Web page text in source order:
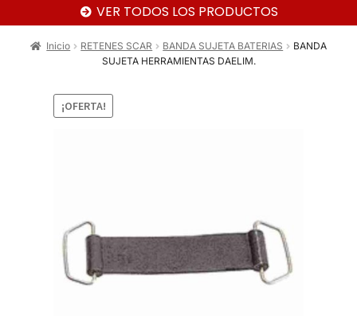
VER TODOS LOS PRODUCTOS
Inicio RETENES SCAR BANDA SUJETA BATERIAS
BANDA
SUJETA HERRAMIENTAS DAELIM.
¡OFERTA!